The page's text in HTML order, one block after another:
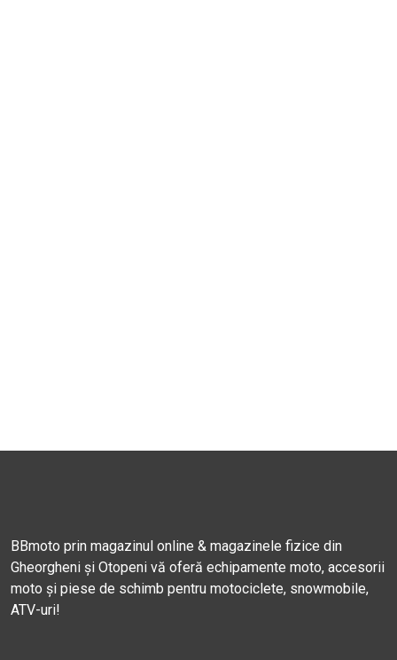
BBmoto prin magazinul online & magazinele fizice din
Gheorgheni și Otopeni vă oferă echipamente moto, accesorii
moto și piese de schimb pentru motociclete, snowmobile,
ATV-uri!